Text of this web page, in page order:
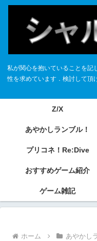
私が関心を抱いていることを記
性を求めています．検討して頂
Z/X
あやかしランブル！
プリコネ！Re:Dive
おすすめゲーム紹介
ゲーム雑記
ホーム あやかし